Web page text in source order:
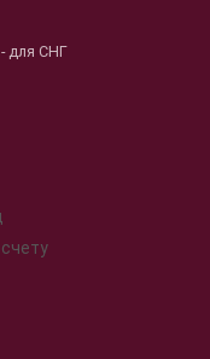
- для СНГ